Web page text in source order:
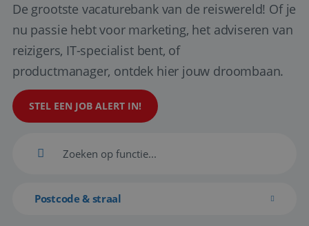
De grootste vacaturebank van de reiswereld! Of je
nu passie hebt voor marketing, het adviseren van
reizigers, IT-specialist bent, of
productmanager, ontdek hier jouw droombaan.
STEL EEN JOB ALERT IN!
Postcode & straal